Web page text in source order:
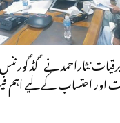
نثاراحمد نے گڈ
اور احتساب کے لیے اہم